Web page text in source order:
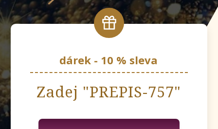
dárek - 10 % sleva
Zadej "PREPIS-757"